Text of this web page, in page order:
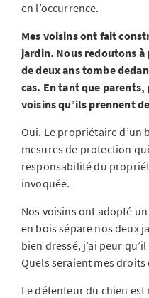
en l’occurrence.
Mes voisins ont fait
jardin. Nous redoutons
de deux ans tombe
cas. En tant que
voisins qu’ils prennent
Oui. Le propriétaire d’un
mesures de protection
responsabilité du
invoquée.
Nos voisins ont adopté
en bois sépare nos deux
bien dressé, j’ai peur
Quels seraient mes droits
Le détenteur du chien est